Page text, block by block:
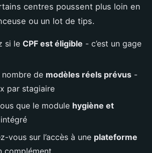
centres poussent plus loin en
ou un lot de tips.
si le CPF est éligible - c’est un gage
de modèles réels prévus -
par stagiaire
que le module hygiène et
vous sur l’accès à une plateforme
complément